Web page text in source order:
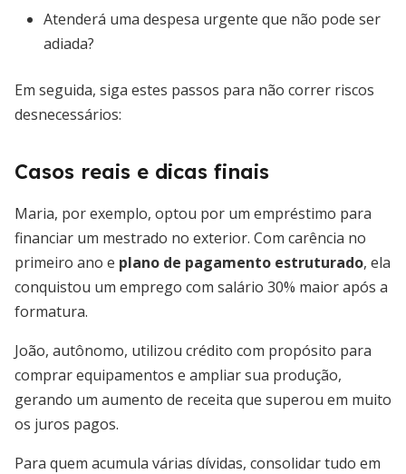
Atenderá uma despesa urgente que não pode ser
adiada?
Em seguida, siga estes passos para não correr riscos
desnecessários:
Casos reais e dicas finais
Maria, por exemplo, optou por um empréstimo para
financiar um mestrado no exterior. Com carência no
primeiro ano e plano de pagamento estruturado, ela
conquistou um emprego com salário 30% maior após a
formatura.
João, autônomo, utilizou crédito com propósito para
comprar equipamentos e ampliar sua produção,
gerando um aumento de receita que superou em muito
os juros pagos.
Para quem acumula várias dívidas, consolidar tudo em